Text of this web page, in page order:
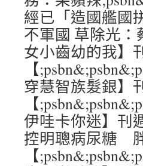
經已「造國艦國
不軍國 草除光：
女小齒幼的我】
【
穿慧智族髮銀】
【
伊哇卡你迷】刊
控明聰病尿糖
【